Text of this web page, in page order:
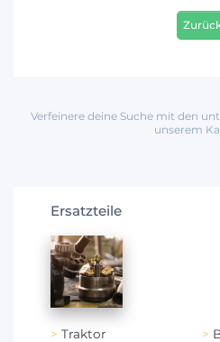
Verfeinere deine Suche mit den
unserem
Ersatzteile
Traktor